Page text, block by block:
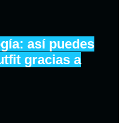
así puedes
gracias a